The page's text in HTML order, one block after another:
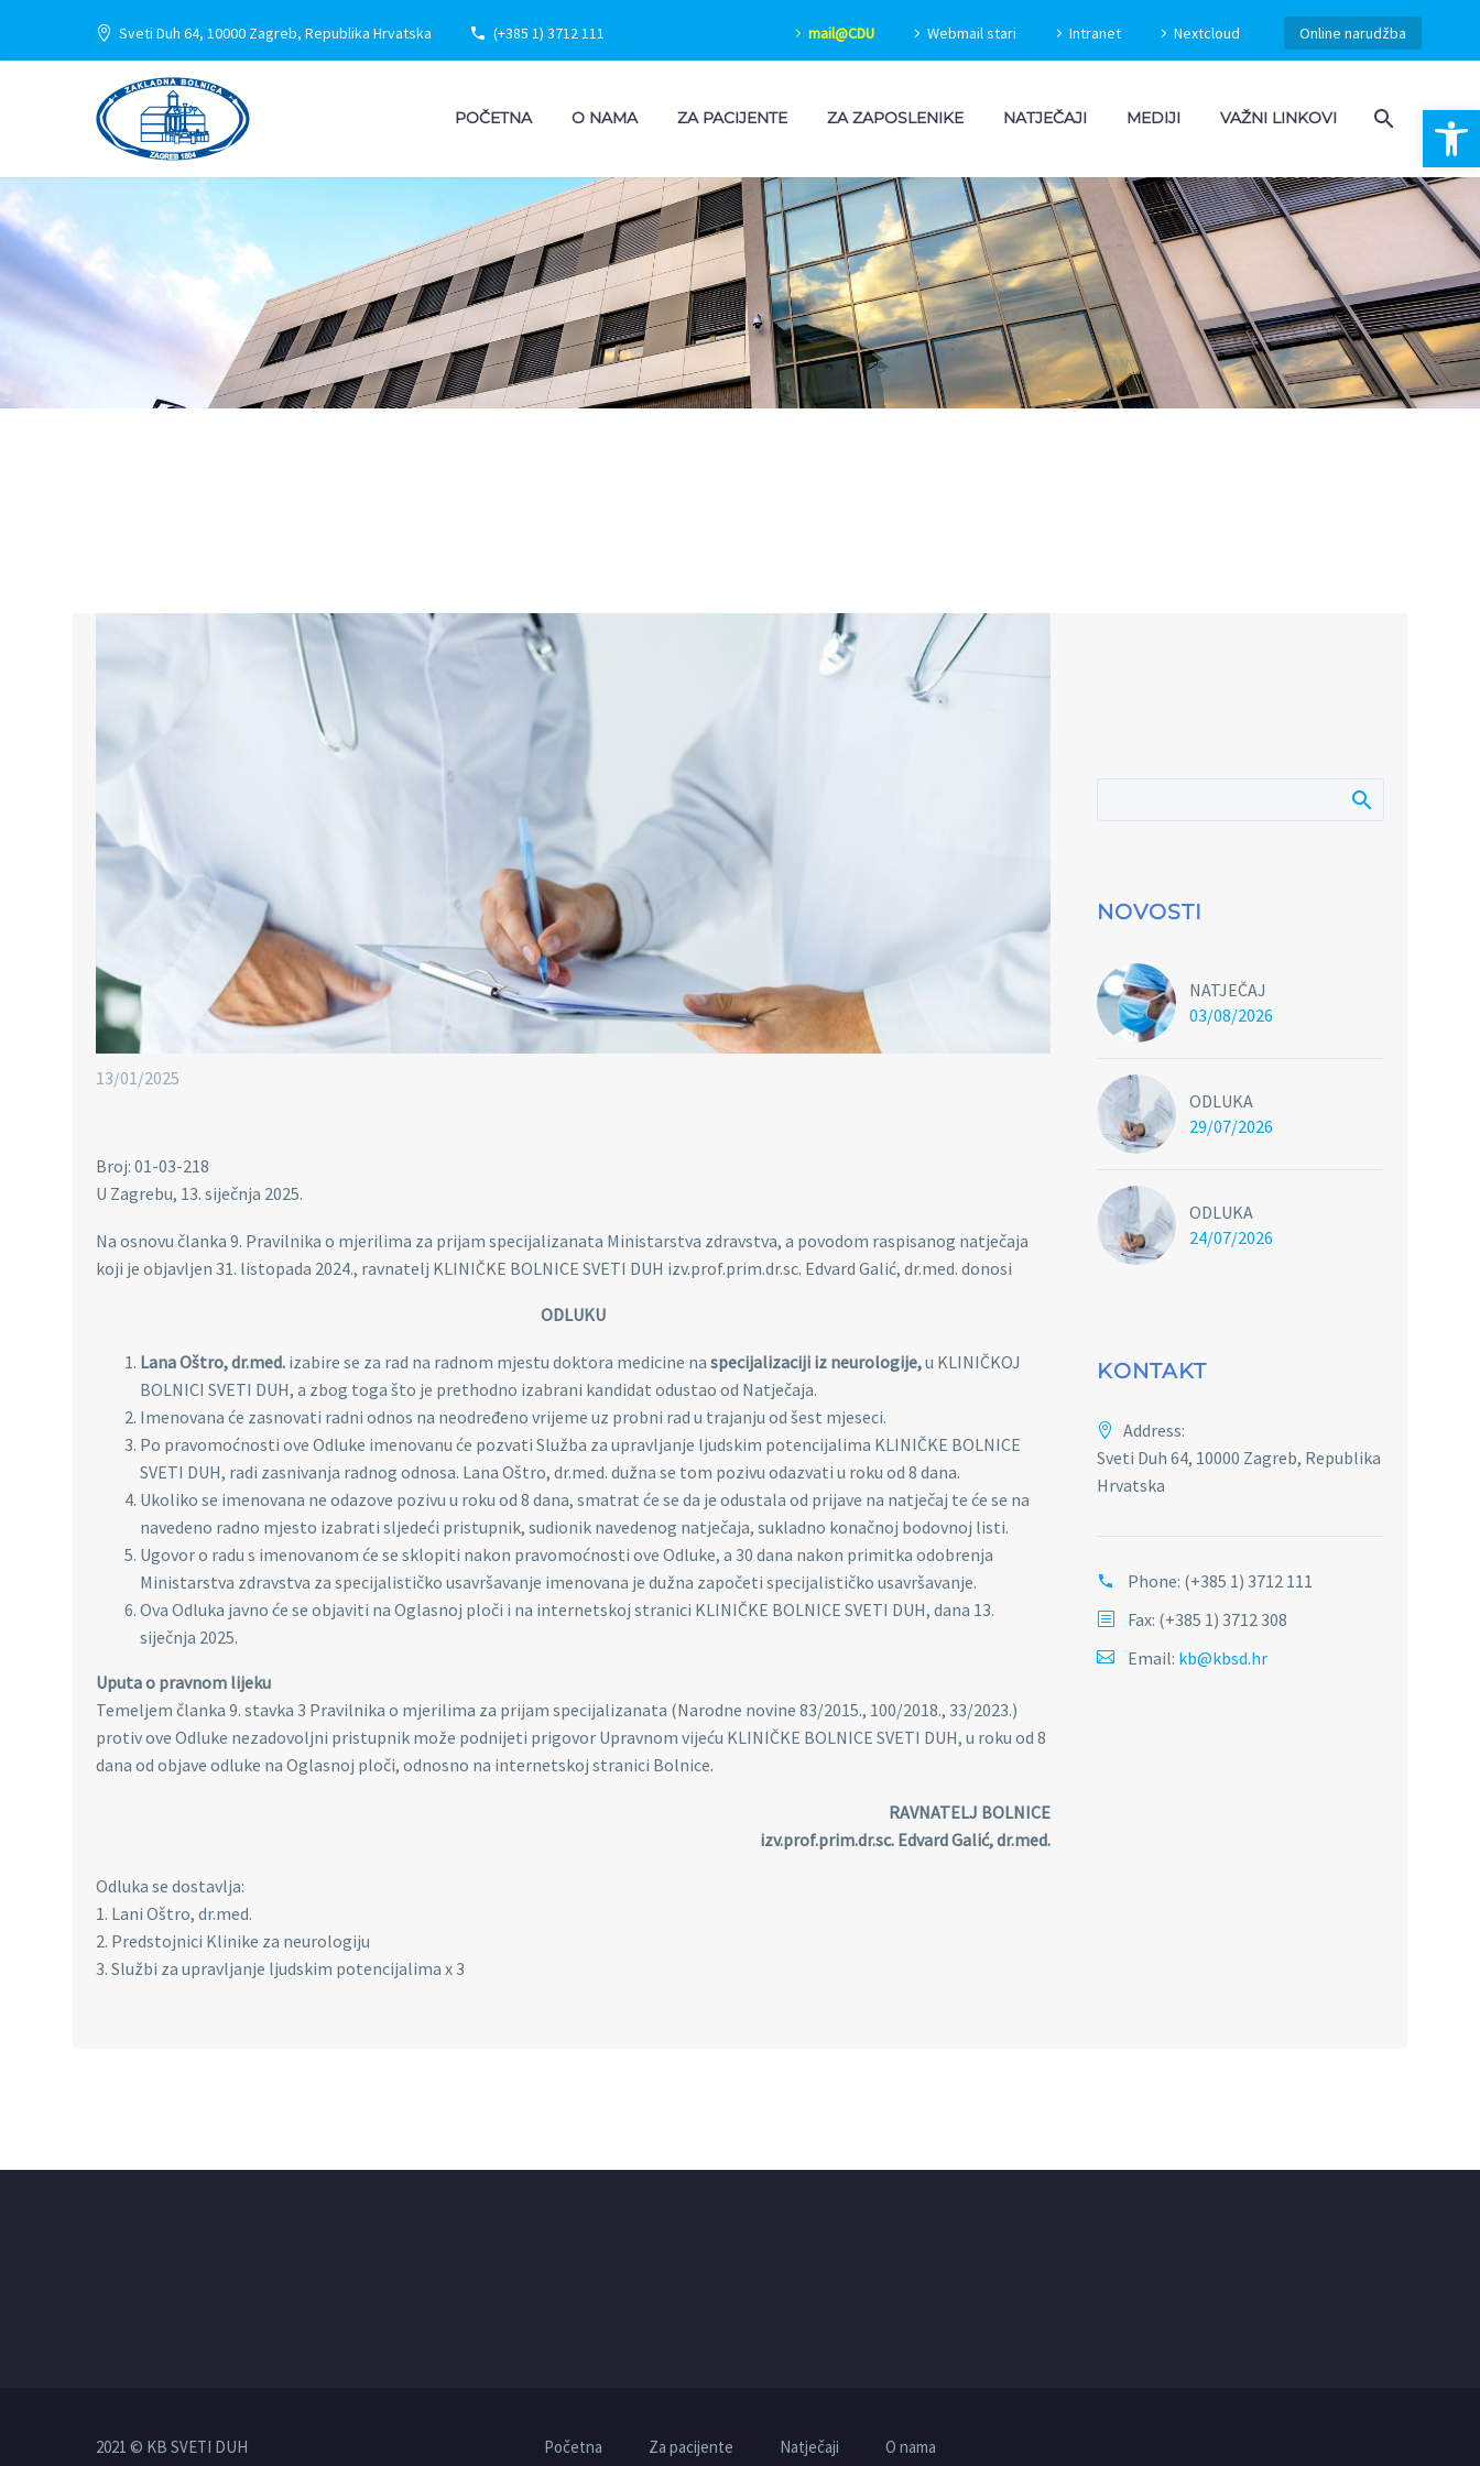
Sveti Duh 64, 10000 Zagreb, Republika Hrvatska (+385 1) 3712 111 mail@CDU Webmail stari Intranet Nextcloud Online narudžba
POČETNA O NAMA ZA PACIJENTE ZA ZAPOSLENIKE NATJEČAJI MEDIJI VAŽNI LINKOVI
13/01/2025
Broj: 01-03-218
U Zagrebu, 13. siječnja 2025.
Na osnovu članka 9. Pravilnika o mjerilima za prijam specijalizanata Ministarstva zdravstva, a povodom raspisanog natječaja
koji je objavljen 31. listopada 2024., ravnatelj KLINIČKE BOLNICE SVETI DUH izv.prof.prim.dr.sc. Edvard Galić, dr.med. donosi
ODLUKU
Lana Oštro, dr.med. izabire se za rad na radnom mjestu doktora medicine na specijalizaciji iz neurologije,u KLINIČKOJ
BOLNICI SVETI DUH, a zbog toga što je prethodno izabrani kandidat odustao od Natječaja.
Imenovana će zasnovati radni odnos na neodređeno vrijeme uz probni rad u trajanju od šest mjeseci.
Po pravomoćnosti ove Odluke imenovanu će pozvati Služba za upravljanje ljudskim potencijalima KLINIČKE BOLNICE
SVETI DUH, radi zasnivanja radnog odnosa. Lana Oštro, dr.med. dužna se tom pozivu odazvati u roku od 8 dana.
Ukoliko se imenovana ne odazove pozivu u roku od 8 dana, smatrat će se da je odustala od prijave na natječaj te će se na
navedeno radno mjesto izabrati sljedeći pristupnik, sudionik navedenog natječaja, sukladno konačnoj bodovnoj listi.
Ugovor o radu s imenovanom će se sklopiti nakon pravomoćnosti ove Odluke, a 30 dana nakon primitka odobrenja
Ministarstva zdravstva za specijalističko usavršavanje imenovana je dužna započeti specijalističko usavršavanje.
Ova Odluka javno će se objaviti na Oglasnoj ploči i na internetskoj stranici KLINIČKE BOLNICE SVETI DUH, dana 13.
siječnja 2025.
Uputa o pravnom lijeku
Temeljem članka 9. stavka 3 Pravilnika o mjerilima za prijam specijalizanata (Narodne novine 83/2015., 100/2018., 33/2023.)
protiv ove Odluke nezadovoljni pristupnik može podnijeti prigovor Upravnom vijeću KLINIČKE BOLNICE SVETI DUH, u roku od 8
dana od objave odluke na Oglasnoj ploči, odnosno na internetskoj stranici Bolnice.
RAVNATELJ BOLNICE
izv.prof.prim.dr.sc. Edvard Galić, dr.med.
Odluka se dostavlja:
1. Lani Oštro, dr.med.
2. Predstojnici Klinike za neurologiju
3. Službi za upravljanje ljudskim potencijalima x 3
NOVOSTI
NATJEČAJ
03/08/2026
ODLUKA
29/07/2026
ODLUKA
24/07/2026
KONTAKT
Address:
Sveti Duh 64, 10000 Zagreb, Republika
Hrvatska
Phone: (+385 1) 3712 111
Fax: (+385 1) 3712 308
Email: kb@kbsd.hr
Početna Za pacijente Natječaji O nama
2021 © KB SVETI DUH